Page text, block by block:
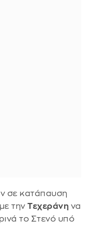
σε κατάπαυση
την Τεχεράνη να
το Στενό υπό